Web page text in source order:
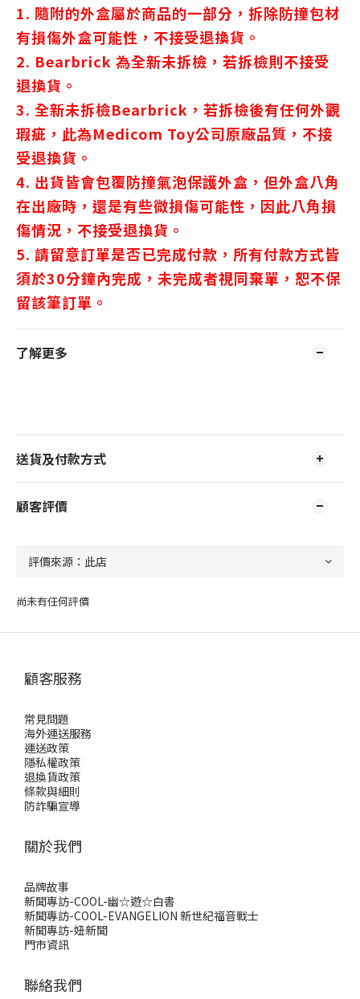
1. 隨附的外盒屬於商品的一部分，拆除防撞包材
有損傷外盒可能性，不接受退換貨。
2. Bearbrick 為全新未拆檢，若拆檢則不接受
退換貨。
3. 全新未拆檢Bearbrick，若拆檢後有任何外觀
瑕疵，此為Medicom Toy公司原廠品質，不接
受退換貨。
4. 出貨皆會包覆防撞氣泡保護外盒，但外盒八角
在出廠時，還是有些微損傷可能性，因此八角損
傷情況，不接受退換貨。
5. 請留意訂單是否已完成付款，所有付款方式皆
須於30分鐘內完成，未完成者視同棄單，恕不保
留該筆訂單。
了解更多
送貨及付款方式
顧客評價
尚未有任何評價
顧客服務
常見問題
海外運送服務
運送政策
隱私權政策
退換貨政策
條款與細則
防詐騙宣導
關於我們
品牌故事
新聞專訪-COOL-幽☆遊☆白書
新聞專訪-COOL-EVANGELION 新世紀福音戰士
新聞專訪-妞新聞
門市資訊
聯絡我們